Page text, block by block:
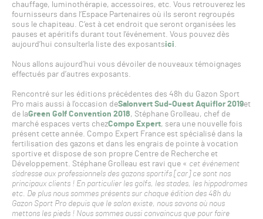
chauffage, luminothérapie, accessoires, etc. Vous retrouverez les
fournisseurs dans l’Espace Partenaires où ils seront regroupés
sous le chapiteau. C’est à cet endroit que seront organisées les
pauses et apéritifs durant tout l’événement. Vous pouvez dès
aujourd’hui consulterla liste des exposantsici.
Nous allons aujourd’hui vous dévoiler de nouveaux témoignages
effectués par d’autres exposants.
Rencontré sur les éditions précédentes des 48h du Gazon Sport
Pro mais aussi à l’occasion deSalonvert Sud-Ouest Aquiflor 2019et
de laGreen Golf Convention 2018, Stéphane Grolleau, chef de
marché espaces verts chezCompo Expert, sera une nouvelle fois
présent cette année. Compo Expert France est spécialisé dans la
fertilisation des gazons et dans les engrais de pointe à vocation
sportive et dispose de son propre Centre de Recherche et
Développement. Stéphane Grolleau est ravi que « cet événement
s’adresse aux professionnels des gazons sportifs [car] ce sont nos
principaux clients ! En particulier les golfs, les stades, les hippodromes
etc. De plus nous sommes présents sur chaque édition des 48h du
Gazon Sport Pro depuis que le salon existe, nous savons où nous
mettons les pieds ! Nous sommes aussi convaincus que pour faire